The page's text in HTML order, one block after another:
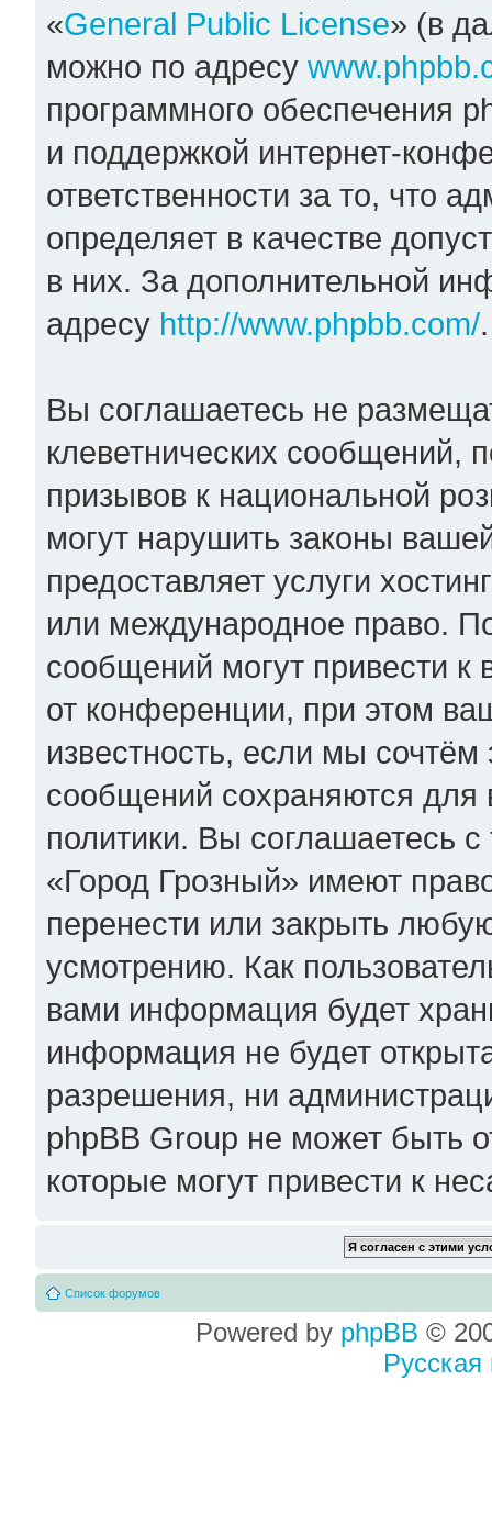
«General Public License» (в
можно по адресу
программного обеспечения
и поддержкой интернет-
ответственности за то, что
определяет в качестве
в них. За дополнительной
адресу http://www.phpbb.com/.
Вы соглашаетесь не
клеветнических сообщений,
призывов к национальной
могут нарушить законы
предоставляет услуги
или международное право.
сообщений могут привести
от конференции, при этом
известность, если мы
сообщений сохраняются для
политики. Вы соглашаетесь
«Город Грозный» имеют
перенести или закрыть
усмотрению. Как
вами информация будет
информация не будет
разрешения, ни
phpBB Group не может быть
которые могут привести к
Список форумов
Powered by phpBB ©